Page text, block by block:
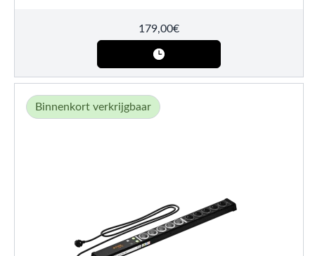
179,00€
Binnenkort verkrijgbaar